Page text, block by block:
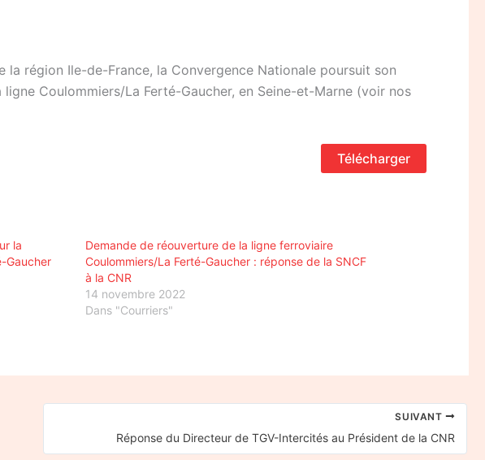
région Ile-de-France, la Convergence Nationale poursuit son
Coulommiers/La Ferté-Gaucher, en Seine-et-Marne (voir nos
Télécharger
la
Gaucher
Demande de réouverture de la ligne ferroviaire
Coulommiers/La Ferté-Gaucher : réponse de la SNCF
à la CNR
14 novembre 2022
Dans "Courriers"
SUIVANT
Réponse du Directeur de TGV-Intercités au Président de la CNR